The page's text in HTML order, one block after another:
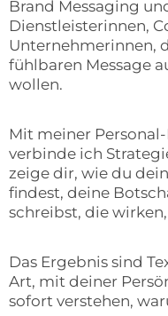
Brand Messaging
Dienstleisterinnen,
Unternehmerinnen,
fühlbaren Message
wollen.
Mit meiner
verbinde ich
zeige dir, wie du
findest, deine
schreibst, die
Das Ergebnis sind
Art, mit deiner
sofort verstehen,